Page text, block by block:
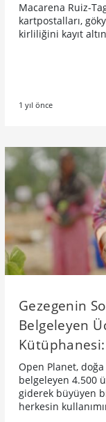
Macarena Ruiz-
kartpostalları,
kirliliğini kayıt
1 yıl önce
Gezegenin
Belgeleyen
Open Planet,
belgeleyen 4.500
giderek büyüyen
herkesin